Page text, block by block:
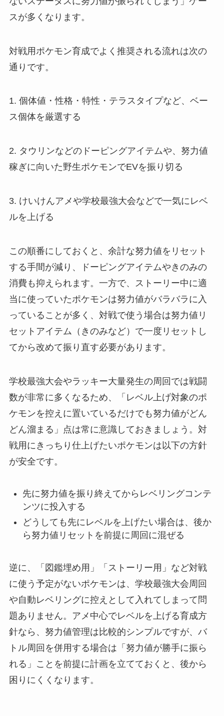
スが多くなります。
対戦用ポケモン育成でよく推奨される流れは次の
通りです。
1. 個体値・性格・特性・テラスタイプなど、ベー
ス個体を厳選する
2. タウリンなどのドーピングアイテムや、努力値
稼ぎに向いた野生ポケモンでEVを振り切る
3. けいけんアメや学校最強大会などで一気にレベ
ルを上げる
この順番にしておくと、余計な努力値をリセット
する手間が減り、ドーピングアイテムやきのみの
消費も抑えられます。一方で、ストーリー中に適
当に使っていたポケモンは努力値がバラバラに入
っていることが多く、対戦で使う場合は努力値リ
セットアイテム（きのみなど）で一度リセットし
てから改めて振り直す必要があります。
学校最強大会やラッキー大量発生の周回では戦闘
数が非常に多くなるため、「レベル上げ対象のポ
ケモンを控えに置いているだけでも努力値がどん
どん溜まる」点は常に意識しておきましょう。対
戦用にきっちり仕上げたいポケモンは以下の方針
が安全です。
先に努力値を振り終えてからレベリングコンテ
ンツに投入する
どうしても先にレベルを上げたい場合は、後か
ら努力値リセットを前提に周回に混ぜる
逆に、「図鑑埋め用」「ストーリー用」など対戦
に使う予定がないポケモンは、学校最強大会周回
や自動レベリングに控えとして入れてしまって問
題ありません。アメ中心でレベルを上げる育成方
針なら、努力値管理は比較的シンプルですが、バ
トル周回を併用する場合は「努力値が勝手に振ら
れる」ことを前提に計画を立てておくと、後から
困りにくくなります。